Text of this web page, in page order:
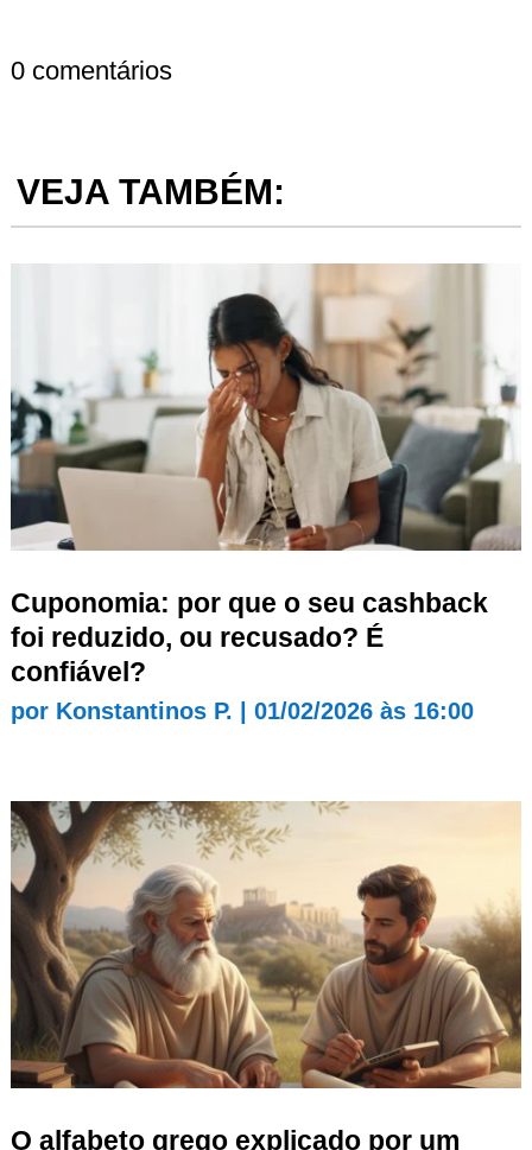
0 comentários
VEJA TAMBÉM:
Cuponomia: por que o seu cashback
foi reduzido, ou recusado? É
confiável?
por Konstantinos P. 01/02/2026 às 16:00
O alfabeto grego explicado por um